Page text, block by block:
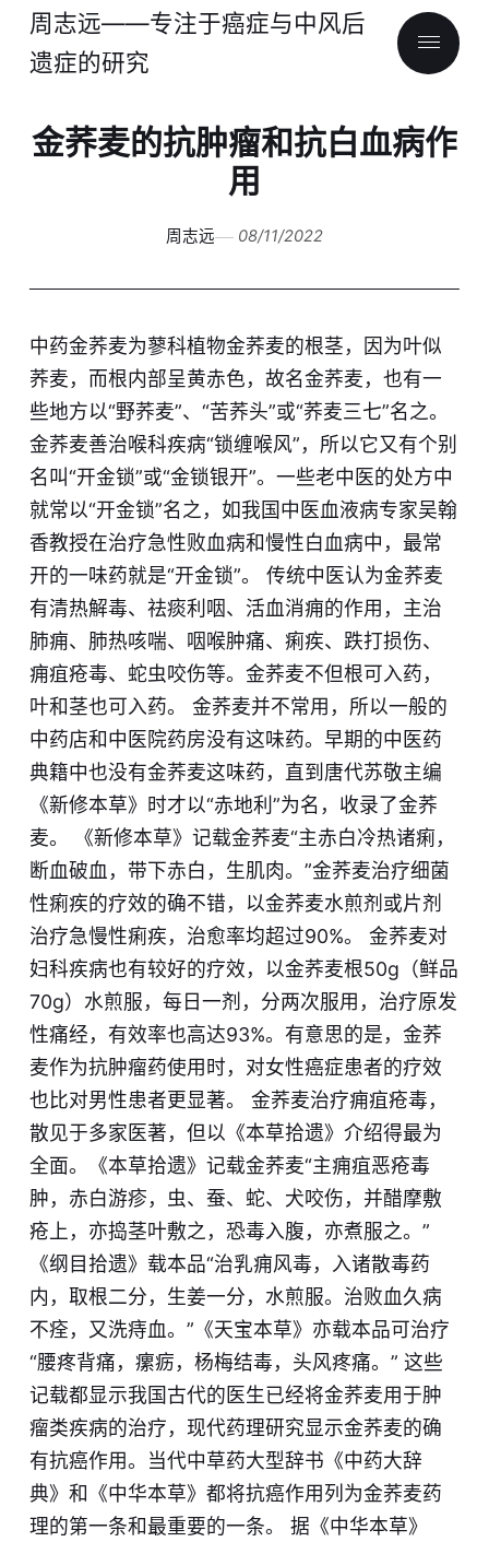
周志远——专注于癌症与中风后
遗症的研究
金荞麦的抗肿瘤和抗白血病作
用
周志远 08/11/2022
中药金荞麦为蓼科植物金荞麦的根茎，因为叶似
荞麦，而根内部呈黄赤色，故名金荞麦，也有一
些地方以“野荞麦”、“苦荞头”或“荞麦三七”名之。
金荞麦善治喉科疾病“锁缠喉风”，所以它又有个别
名叫“开金锁”或“金锁银开”。一些老中医的处方中
就常以“开金锁”名之，如我国中医血液病专家吴翰
香教授在治疗急性败血病和慢性白血病中，最常
开的一味药就是“​开金锁”​。​ 传统中医认为金荞麦
有清热解毒、祛痰利咽、活血消痈的作用，主治
肺痈、肺热咳喘、咽喉肿痛、痢疾、跌打损伤、
痈疽疮毒、蛇虫咬伤等。金荞麦不但根可入药，
叶和茎也可入药。 金荞麦并不常用，所以一般的
中药店和中医院药房没有这味药。早期的中医药
典籍中也没有金荞麦这味药，直到唐代苏敬主编
《新修本草》时才以“赤地利”为名，收录了金荞
麦。 《新修本草》记载金荞麦“主赤白冷热诸痢，
断血破血，带下赤白，生肌肉。”金荞麦治疗细菌
性痢疾的疗效的确不错，以金荞麦水煎剂或片剂
治疗急慢性痢疾，治愈率均超过90%。 金荞麦对
妇科疾病也有较好的疗效，以金荞麦根50g（鲜品
70g）水煎服，每日一剂，分两次服用，治疗原发
性痛经，有效率也高达93%。有意思的是，金荞
麦作为抗肿瘤药使用时，对女性癌症患者的疗效
也比对男性患者更显著。 金荞麦治疗痈疽疮毒，
散见于多家医著，但以《本草拾遗》介绍得最为
全面。《本草拾遗》记载金荞麦“主痈疽恶疮毒
肿，赤白游疹，虫、蚕、蛇、犬咬伤，并醋摩敷
疮上，亦捣茎叶敷之，恐毒入腹，亦煮服之。”
《纲目拾遗》载本品“治乳痈风毒，入诸散毒药
内，取根二分，生姜一分，水煎服。治败血久病
不痊，又洗痔血。”《天宝本草》亦载本品可治疗
“腰疼背痛，瘰疬，杨梅结毒，头风疼痛。” 这些
记载都显示我国古代的医生已经将金荞麦用于肿
瘤类疾病的治疗，现代药理研究显示金荞麦的确
有抗癌作用。当代中草药大型辞书《中药大辞
典》和《中华本草》都将抗癌作用列为金荞麦药
理的第一条和最重要的一条。 据《中华本草》